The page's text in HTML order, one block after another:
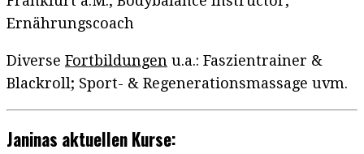
Ernährungscoach
Diverse Fortbildungen u.a.: Faszientrainer &
Blackroll; Sport- & Regenerationsmassage uvm.
Janinas aktuellen Kurse: